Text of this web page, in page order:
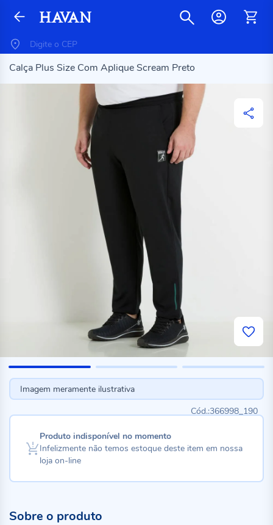
Calça Plus Size Com Aplique Scream Preto
Imagem meramente ilustrativa
366998_190
Produto indisponível no momento
Infelizmente não temos estoque deste item em nossa
loja on-line
Sobre o produto